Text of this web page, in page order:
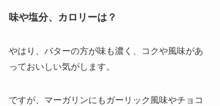
味や塩分、カロリーは？
やはり、バターの方が味も濃く、コクや風味があ
っておいしい気がします。
ですが、マーガリンにもガーリック風味やチョコ